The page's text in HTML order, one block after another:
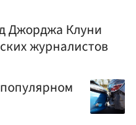
Джорджа Клуни
журналистов